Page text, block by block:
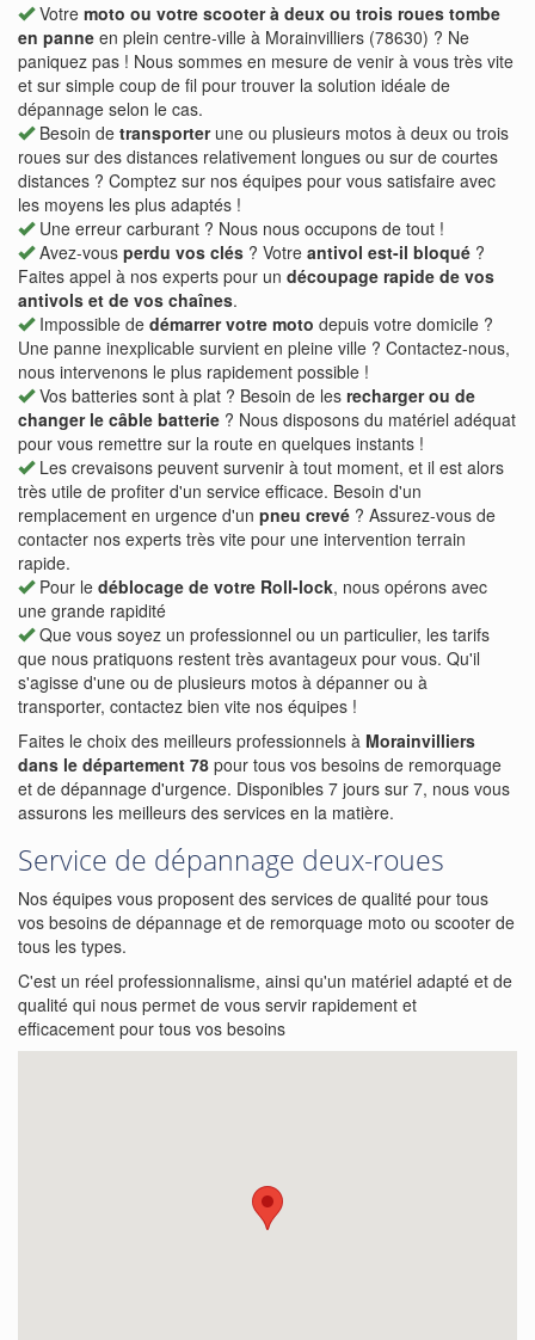
Votre moto ou votre scooter à deux ou trois roues tombe
en panne en plein centre-ville à Morainvilliers (78630) ? Ne
paniquez pas ! Nous sommes en mesure de venir à vous très vite
et sur simple coup de fil pour trouver la solution idéale de
dépannage selon le cas.
Besoin de transporterune ou plusieurs motos à deux ou trois
roues sur des distances relativement longues ou sur de courtes
distances ? Comptez sur nos équipes pour vous satisfaire avec
les moyens les plus adaptés !
Une erreur carburant ? Nous nous occupons de tout !
Avez-vous perdu vos clés ? Votre antivol est-il bloqué ?
Faites appel à nos experts pour un découpage rapide de vos
antivols et de vos chaînes.
Impossible de démarrer votre moto depuis votre domicile ?
Une panne inexplicable survient en pleine ville ? Contactez-nous,
nous intervenons le plus rapidement possible !
Vos batteries sont à plat ? Besoin de les recharger ou de
changer le câble batterie ? Nous disposons du matériel adéquat
pour vous remettre sur la route en quelques instants !
Les crevaisons peuvent survenir à tout moment, et il est alors
très utile de profiter d'un service efficace. Besoin d'un
remplacement en urgence d'un pneu crevé ? Assurez-vous de
contacter nos experts très vite pour une intervention terrain
rapide.
Pour le déblocage de votre Roll-lock, nous opérons avec
une grande rapidité
Que vous soyez un professionnel ou un particulier, les tarifs
que nous pratiquons restent très avantageux pour vous. Qu'il
s'agisse d'une ou de plusieurs motos à dépanner ou à
transporter, contactez bien vite nos équipes !
Faites le choix des meilleurs professionnels à Morainvilliers
dans le département 78 pour tous vos besoins de remorquage
et de dépannage d'urgence. Disponibles 7 jours sur 7, nous vous
assurons les meilleurs des services en la matière.
Service de dépannage deux-roues
Nos équipes vous proposent des services de qualité pour tous
vos besoins de dépannage et de remorquage moto ou scooter de
tous les types.
C'est un réel professionnalisme, ainsi qu'un matériel adapté et de
qualité qui nous permet de vous servir rapidement et
efficacement pour tous vos besoins